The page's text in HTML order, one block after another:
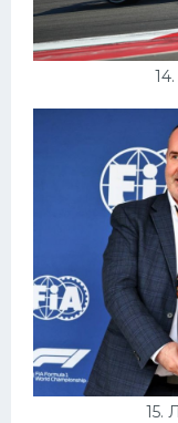
15.